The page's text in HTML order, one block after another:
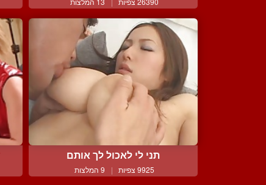
תני לי לאכול לך אותם
9925 צפיות | 9 המלצות